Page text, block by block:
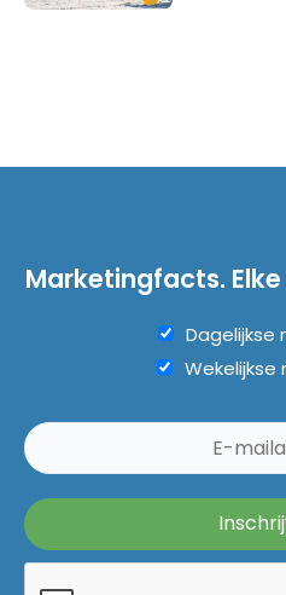
Marketingfacts.
Dagelijkse
Wekelijkse